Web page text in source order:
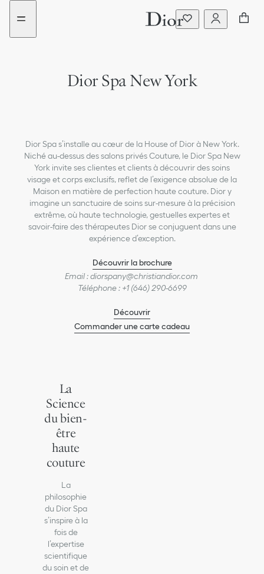
Aller
menu
Aller
contenu
Dior Spa New York
Dior Spa s’installe au cœur de la House of Dior à New York.
Niché au-dessus des salons privés Couture, le Dior Spa New
York invite ses clientes et clients à découvrir des soins
visage et corps exclusifs, reflet de l’exigence absolue de la
Maison en matière de perfection haute couture. Dior y
imagine un sanctuaire de soins sur-mesure à la précision
extrême, où haute technologie, gestuelles expertes et
savoir-faire des thérapeutes Dior se conjuguent dans une
expérience d’exception.
Découvrir la brochure
Email : diorspany@christiandior.com
Téléphone : +1 (646) 290-6699
Découvrir
Commander une carte cadeau
La
Science
du bien-
être
haute
couture
La
philosophie
du Dior Spa
s’inspire à la
fois de
l’expertise
scientifique
du soin et de